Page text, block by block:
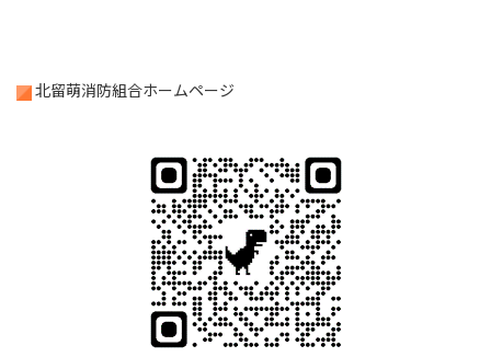
北留萌消防組合ホームページ